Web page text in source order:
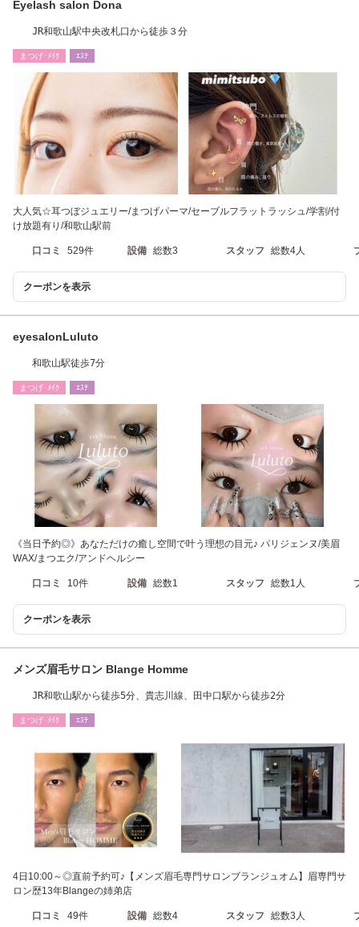
Eyelash salon Dona
JR和歌山駅中央改札口から徒歩３分
まつげ･ﾒｲｸ ｴｽﾃ
大人気☆耳つぼジュエリー/まつげパーマ/セーブルフラットラッシュ/学割/付
け放題有り/和歌山駅前
口コミ 529件 設備 総数3 スタッフ 総数4人
クーポンを表示
eyesalonLuluto
和歌山駅徒歩7分
まつげ･ﾒｲｸ ｴｽﾃ
《当日予約◎》あなただけの癒し空間で叶う理想の目元♪ パリジェンヌ/美眉
WAX/まつエク/アンドヘルシー
口コミ 10件 設備 総数1 スタッフ 総数1人
クーポンを表示
メンズ眉毛サロン Blange Homme
JR和歌山駅から徒歩5分、貴志川線、田中口駅から徒歩2分
まつげ･ﾒｲｸ ｴｽﾃ
4日10:00～◎直前予約可♪【メンズ眉毛専門サロンブランジュオム】眉専門サ
ロン歴13年Blangeの姉弟店
口コミ 49件 設備 総数4 スタッフ 総数3人